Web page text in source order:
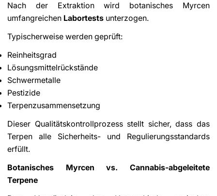
Nach der Extraktion wird botanisches Myrcen
umfangreichen Labortests unterzogen.
Typischerweise werden geprüft:
Reinheitsgrad
Lösungsmittelrückstände
Schwermetalle
Pestizide
Terpenzusammensetzung
Dieser Qualitätskontrollprozess stellt sicher, dass das
Terpen alle Sicherheits- und Regulierungsstandards
erfüllt.
Botanisches Myrcen vs. Cannabis-abgeleitete
Terpene